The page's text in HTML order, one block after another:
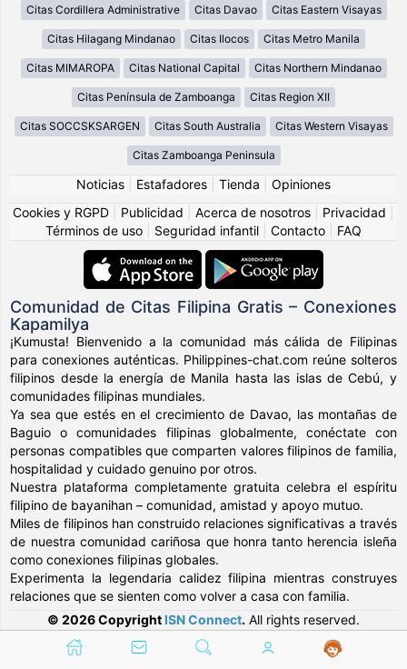
Citas Cordillera Administrative Citas Davao Citas Eastern Visayas
Citas Hilagang Mindanao Citas Ilocos Citas Metro Manila
Citas MIMAROPA Citas National Capital Citas Northern Mindanao
Citas Península de Zamboanga Citas Region XII
Citas SOCCSKSARGEN Citas South Australia Citas Western Visayas
Citas Zamboanga Peninsula
Noticias Estafadores Tienda
Opiniones
Cookies y RGPD
Publicidad Acerca de nosotros Privacidad
Términos de uso
Seguridad infantil Contacto FAQ
Comunidad de Citas Filipina Gratis – Conexiones
Kapamilya
¡Kumusta! Bienvenido a la comunidad más cálida de Filipinas
para conexiones auténticas. Philippines-chat.com reúne solteros
filipinos desde la energía de Manila hasta las islas de Cebú, y
comunidades filipinas mundiales.
Ya sea que estés en el crecimiento de Davao, las montañas de
Baguio o comunidades filipinas globalmente, conéctate con
personas compatibles que comparten valores filipinos de familia,
hospitalidad y cuidado genuino por otros.
Nuestra plataforma completamente gratuita celebra el espíritu
filipino de bayanihan – comunidad, amistad y apoyo mutuo.
Miles de filipinos han construido relaciones significativas a través
de nuestra comunidad cariñosa que honra tanto herencia isleña
como conexiones filipinas globales.
Experimenta la legendaria calidez filipina mientras construyes
relaciones que se sienten como volver a casa con familia.
© 2026 Copyright ISN Connect. All rights reserved.